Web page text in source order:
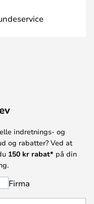
indretnings- og
og rabatter? Ved at
150 kr rabat* på din
Firma